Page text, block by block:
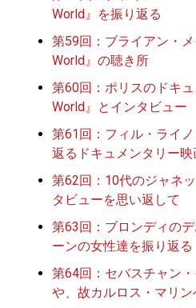
World』を振り返る
第59回：ブライアン・
World』の聴き所
第60回：ポリスのドキ
World』とインタビュー
第61回：フィル・ライ
返るドキュメンタリー映
第62回：10代のジャネ
タビューを思い返して
第63回：ブロンディの
ーンの女性達を振り返る
第64回：セバスチャン
や、故カルロス・マリン